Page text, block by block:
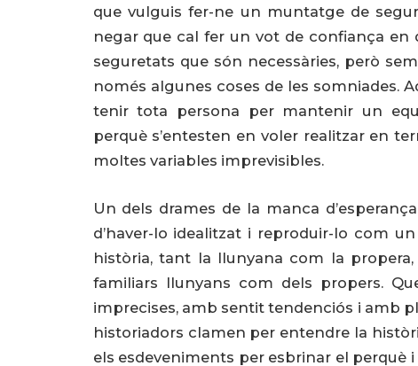
que vulguis fer-ne un muntatge de
negar que cal fer un vot de confiança en
seguretats que són necessàries, però
només algunes coses de les somniades.
tenir tota persona per mantenir un
perquè s’entesten en voler realitzar en
moltes variables imprevisibles.
Un dels drames de la manca
d’haver-lo idealitzat i reproduir-lo com
història, tant la llunyana com la
familiars llunyans com dels propers.
imprecises, amb sentit tendenciós i amb
historiadors clamen per entendre la
els esdeveniments per esbrinar el perquè